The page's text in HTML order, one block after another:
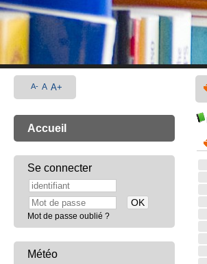
A- A A+
Accueil
Se connecter
Mot de passe oublié ?
Météo